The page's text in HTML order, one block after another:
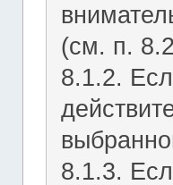
(см. п.
8.1.2.
8.1.3.